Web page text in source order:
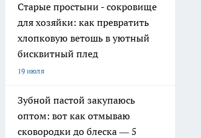
Старые простыни - сокровище
для хозяйки: как превратить
хлопковую ветошь в уютный
бисквитный плед
19 июля
Зубной пастой закупаюсь
оптом: вот как отмываю
сковородки до блеска — 5